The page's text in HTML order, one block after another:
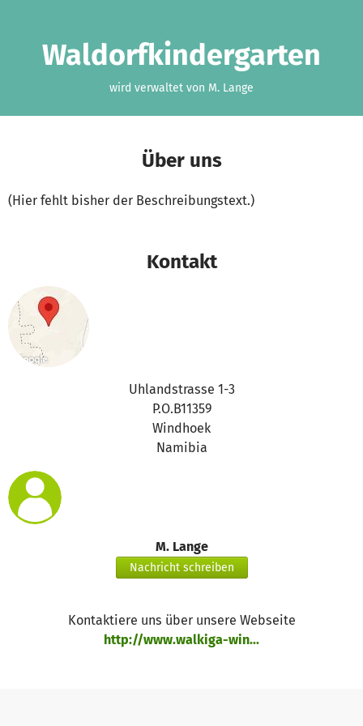
Waldorfkindergarten
wird verwaltet von M. Lange
Über uns
(Hier fehlt bisher der Beschreibungstext.)
Kontakt
Uhlandstrasse 1-3
P.O.B11359
Windhoek
Namibia
M. Lange
Nachricht schreiben
Kontaktiere uns über unsere Webseite
http://www.walkiga-win...